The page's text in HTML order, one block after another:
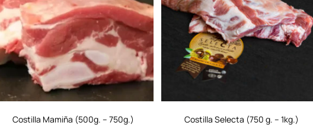
Costilla Mamiña (500g. – 750g.) Costilla Selecta (750 g. – 1kg.)